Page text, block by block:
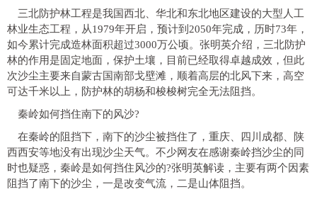
三北防护林工程是我国西北、华北和东北地区建设的大型人工
林业生态工程，从1979年开启，预计到2050年完成，历时73年，
如今累计完成造林面积超过3000万公顷。张明英介绍，三北防护
林的作用是固定地面，保护土壤，目前已经取得卓越成效，但此
次沙尘主要来自蒙古国南部戈壁滩，顺着高层的北风下来，高空
可达千米以上，防护林的胡杨和梭梭树完全无法阻挡。
秦岭如何挡住南下的风沙?
在秦岭的阻挡下，南下的沙尘被挡住了，重庆、四川成都、陕
西西安等地没有出现沙尘天气。不少网友在感谢秦岭挡沙尘的同
时也疑惑，秦岭是如何挡住风沙的?张明英解读，主要有两个因素
阻挡了南下的沙尘，一是改变气流，二是山体阻挡。